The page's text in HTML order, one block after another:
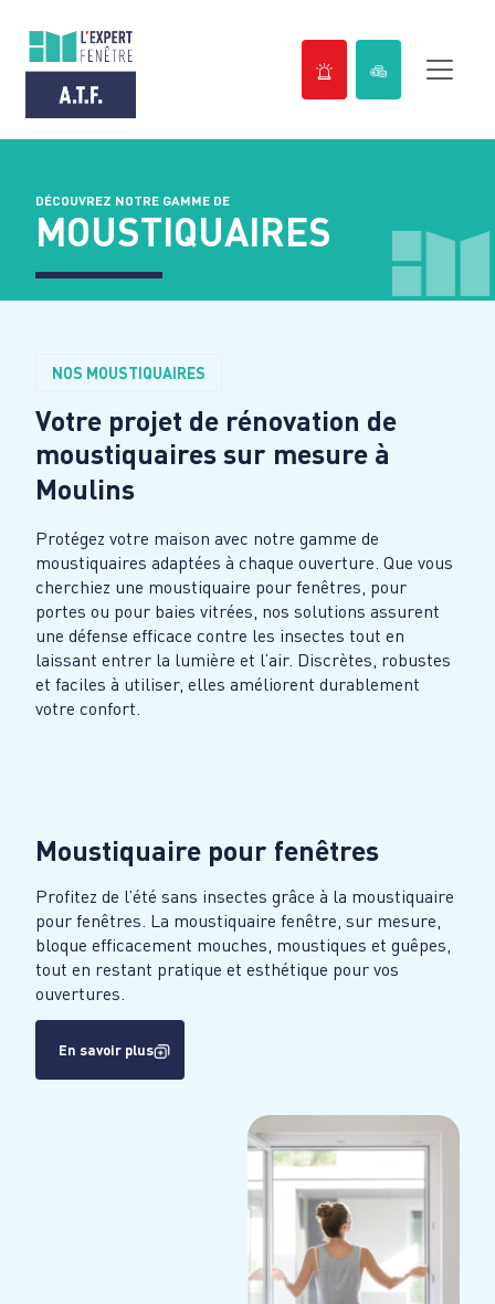
contenuDÉCOUVREZ NOTRE GAMME DE
MOUSTIQUAIRES
NOS MOUSTIQUAIRES
Votre projet de rénovation de
moustiquaires sur mesure à
Moulins
Protégez votre maison avec notre gamme de
moustiquaires adaptées à chaque ouverture. Que vous
cherchiez une moustiquaire pour fenêtres, pour
portes ou pour baies vitrées, nos solutions assurent
une défense efficace contre les insectes tout en
laissant entrer la lumière et l’air. Discrètes, robustes
et faciles à utiliser, elles améliorent durablement
votre confort.
Moustiquaire pour fenêtres
Profitez de l’été sans insectes grâce à la moustiquaire
pour fenêtres. La moustiquaire fenêtre, sur mesure,
bloque efficacement mouches, moustiques et guêpes,
tout en restant pratique et esthétique pour vos
ouvertures.
En savoir plus